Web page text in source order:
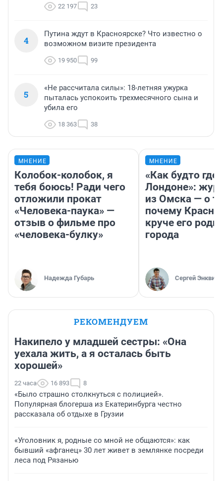
22 197 23
4
Путина ждут в Красноярске? Что известно о
возможном визите президента
19 950 99
5
«Не рассчитала силы»: 18-летняя ужурка
пыталась успокоить трехмесячного сына и
убила его
18 363 38
МНЕНИЕ
Колобок-колобок, я
тебя боюсь! Ради чего
отложили прокат
«Человека-паука» —
отзыв о фильме про
«человека-булку»
Надежда Губарь
МНЕНИЕ
«Как будто
Лондоне»:
из Омска — о
почему
круче его
города
Сергей Энквист
РЕКОМЕНДУЕМ
Накипело у младшей сестры: «Она
уехала жить, а я осталась быть
хорошей»
22 часа 16 893 8
«Было страшно столкнуться с полицией».
Популярная блогерша из Екатеринбурга честно
рассказала об отдыхе в Грузии
«Уголовник я, родные со мной не общаются»: как
бывший «афганец» 30 лет живет в землянке посреди
леса под Рязанью